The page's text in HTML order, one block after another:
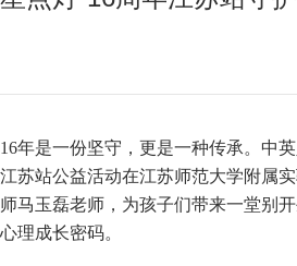
年是一份坚守，更是一种传承。中
江苏站公益活动在江苏师范大学附属
马玉磊老师，为孩子们带来一堂别
理成长密码。